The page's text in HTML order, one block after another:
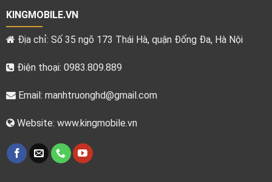
KINGMOBILE.VN
Địa chỉ: Số 35 ngõ 173 Thái Hà, quận Đống Đa, Hà Nội
Điện thoại: 0983.809.889
Email: manhtruonghd@gmail.com
Website: www.kingmobile.vn